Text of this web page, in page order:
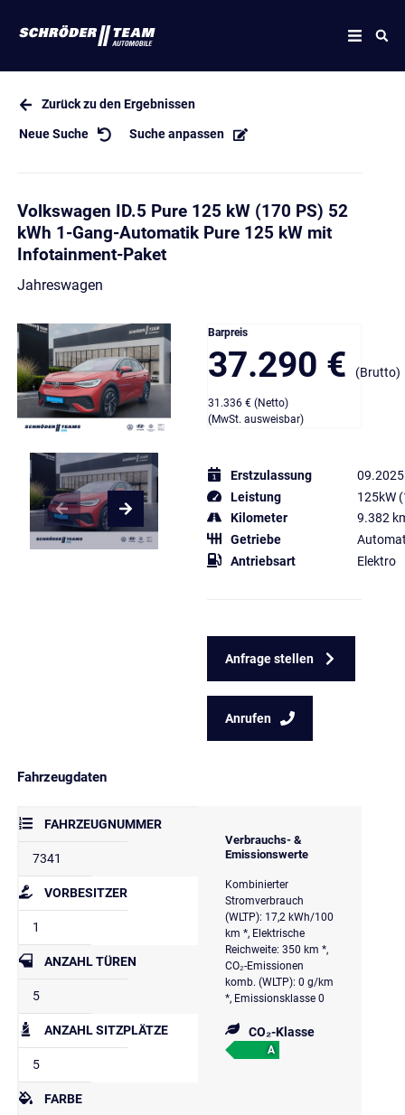
Zurück zu den Ergebnissen
Neue Suche Suche anpassen
Volkswagen ID.5 Pure 125 kW (170 PS) 52
kWh 1-Gang-Automatik Pure 125 kW mit
Infotainment-Paket
Jahreswagen
Barpreis
37.290 € (Brutto)
31.336 € (Netto)
(MwSt. ausweisbar)
Erstzulassung
09.2025
Leistung
125kW
Kilometer
9.382
Getriebe
Antriebsart
Elektro
Anfrage stellen
Anrufen
Fahrzeugdaten
FAHRZEUGNUMMER
7341
VORBESITZER
1
ANZAHL TÜREN
5
ANZAHL SITZPLÄTZE
5
FARBE
Verbrauchs- &
Emissionswerte
Kombinierter
Stromverbrauch
(WLTP): 17,2 kWh/100
km *, Elektrische
Reichweite: 350 km *,
CO₂-Emissionen
komb. (WLTP): 0 g/km
*, Emissionsklasse 0
CO₂-Klasse
A